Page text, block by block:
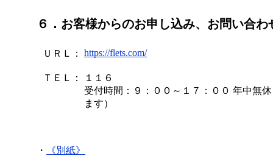
６．お客様からのお申し込み、お問い合わ
ＵＲＬ： https://flets.com/
ＴＥＬ：
１１６
受付時間：９：００～１７：００ 年中無
ます）
・ 《別紙》